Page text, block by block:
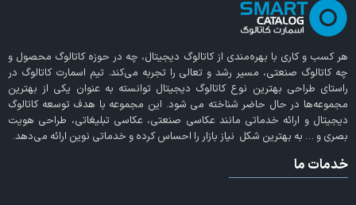
هر کسب و کاری با بهره‌مندی ازکاتالوگ دیجیتال، چه در حوزه کاتالوگ محصول و
چه کاتالوگ صنعتی، مسیر رشد و تعالی را تجربه می‌کند. تیم اسمارت کاتالوگ در
راستای طراحی بهترین نوع کاتالوگ دیجیتال توانسته به عنوان یکی از بهترین
مجموعه‌ها در حال حاضر شناخته می‌ شود. این مجموعه با هدف توسعه کاتالوگ
دیجیتال و ارائه خدماتی مانند عکاسی صنعتی، عکاسی تبلیغاتی، طراحی هویت
بصری و … به بهترین شکل نیاز بازار را احساس کرده و خدماتی نوین ارائه می‌دهد.
خدمات ما